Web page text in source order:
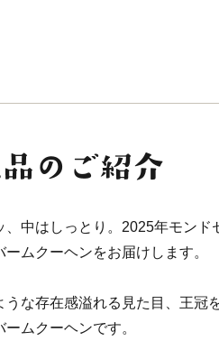
、中はしっとり。2025年モンド
ムクーヘンをお届けします。
うな存在感溢れる見た目、王冠
ムクーヘンです。